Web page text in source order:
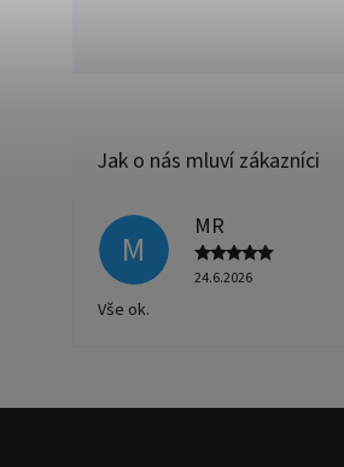
M
MR
24.6.2026
Vše ok.